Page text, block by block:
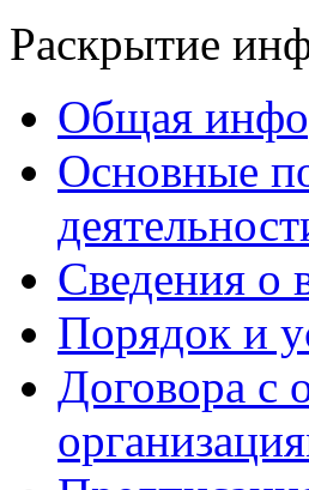
Раскрытие
Общая
Основные
Сведения о
Порядок и
Договора с